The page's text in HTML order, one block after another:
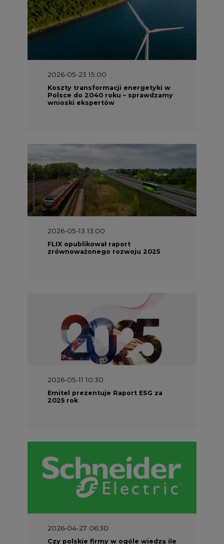
2026-05-23 15:00
Koszty transformacji energetyki w
Polsce do 2040 roku – sprawdzamy
wnioski ekspertów
2026-05-13 13:00
FLIX opublikował raport
zrównoważonego rozwoju 2025
2026-05-11 10:30
Emitel prezentuje Raport ESG za
2025 rok
2026-04-27 06:30
Czy polskie firmy w ogóle wiedzą ile